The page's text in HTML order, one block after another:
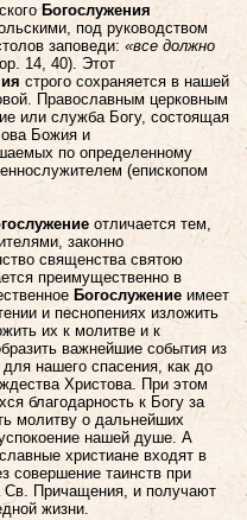
Богослужения
под руководством
заповеди: «все должно
14, 40). Этот
строго сохраняется в нашей
Православным церковным
или служба Богу, состоящая
Божия и
по определенному
(епископом
отличается тем,
законно
священства святою
преимущественно в
Богослужениеимеет
и песнопениях изложить
их к молитве и к
важнейшие события из
нашего спасения, как до
Христова. При этом
благодарность к Богу за
молитву о дальнейших
нашей душе. А
христиане входят в
совершение таинств при
Св. Причащения, и получают
жизни.